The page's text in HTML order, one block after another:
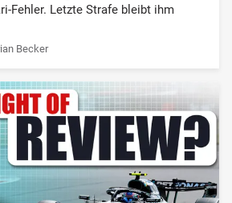
Fehler. Letzte Strafe bleibt ihm
Becker